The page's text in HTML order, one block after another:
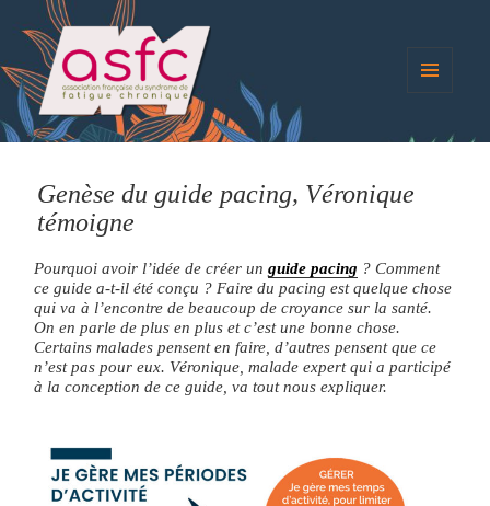
blog.asso-sfc
Genèse du guide pacing, Véronique
témoigne
Pourquoi avoir l’idée de créer unguide pacing ? Comment
ce guide a-t-il été conçu ? Faire du pacing est quelque chose
qui va à l’encontre de beaucoup de croyance sur la santé.
On en parle de plus en plus et c’est une bonne chose.
Certains malades pensent en faire, d’autres pensent que ce
n’est pas pour eux. Véronique, malade expert qui a participé
à la conception de ce guide, va tout nous expliquer.